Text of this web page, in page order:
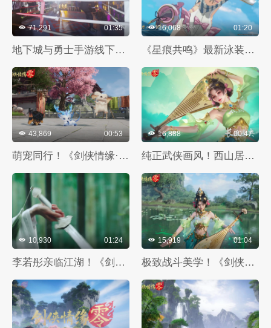
71,291 01:35
地下城与勇士手游线下游轮活动：坤拳井盖VSBOSS安图恩
16,068 01:20
《星痕共鸣》最新泳装pv，这个夏日篝火就差你了！
43,869 00:53
萌宠同行！《剑侠情缘·零》宠物系统视频曝光
16,888 00:47
纯正武侠画风！西山居《剑侠情缘·零》打造情义江湖美学
10,930 01:24
李若彤亲临江湖！《剑侠情缘·零》全平台公测开启
15,919 01:04
极致战斗美学！《剑侠情缘·零》五大门派演武PV首曝